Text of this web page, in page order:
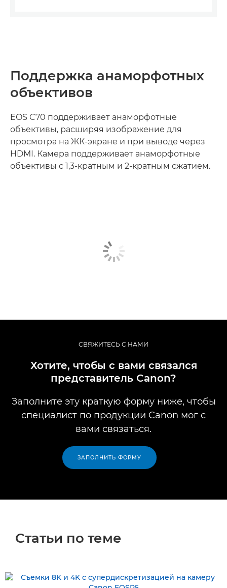
Поддержка анаморфотных
объективов
EOS C70 поддерживает анаморфотные
объективы, расширяя изображение для
просмотра на ЖК-экране и при выводе через
HDMI. Камера поддерживает анаморфотные
объективы с 1,3-кратным и 2-кратным сжатием.
СВЯЖИТЕСЬ С НАМИ
Хотите, чтобы с вами связался
представитель Canon?
Заполните эту краткую форму ниже, чтобы
специалист по продукции Canon мог с
вами связаться.
ЗАПОЛНИТЬ ФОРМУ
Cтатьи по теме